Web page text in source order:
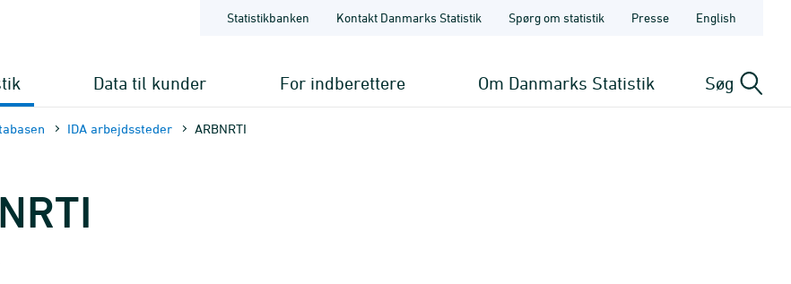
Statistikbanken Kontakt Danmarks Statistik Spørg om statistik Presse English
Data til kunder For indberettere Om Danmarks Statistik Søg
IDA arbejdssteder ARBNRTI